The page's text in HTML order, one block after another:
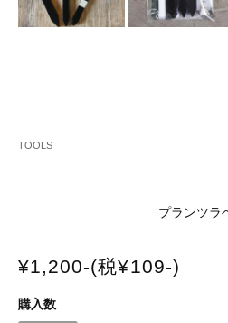
TOOLS
プランツラ
¥1,200-(税¥109-)
購入数